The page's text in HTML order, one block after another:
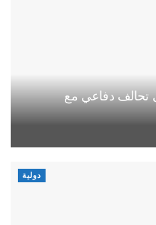
تحالف دفاعي مع
دولية